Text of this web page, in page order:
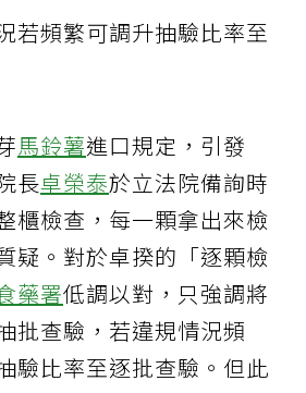
若頻繁可調升抽驗比率至
馬鈴薯進口規定，引發
長卓榮泰於立法院備詢時
櫃檢查，每一顆拿出來檢
疑。對於卓揆的「逐顆檢
藥署低調以對，只強調將
批查驗，若違規情況頻
驗比率至逐批查驗。但此